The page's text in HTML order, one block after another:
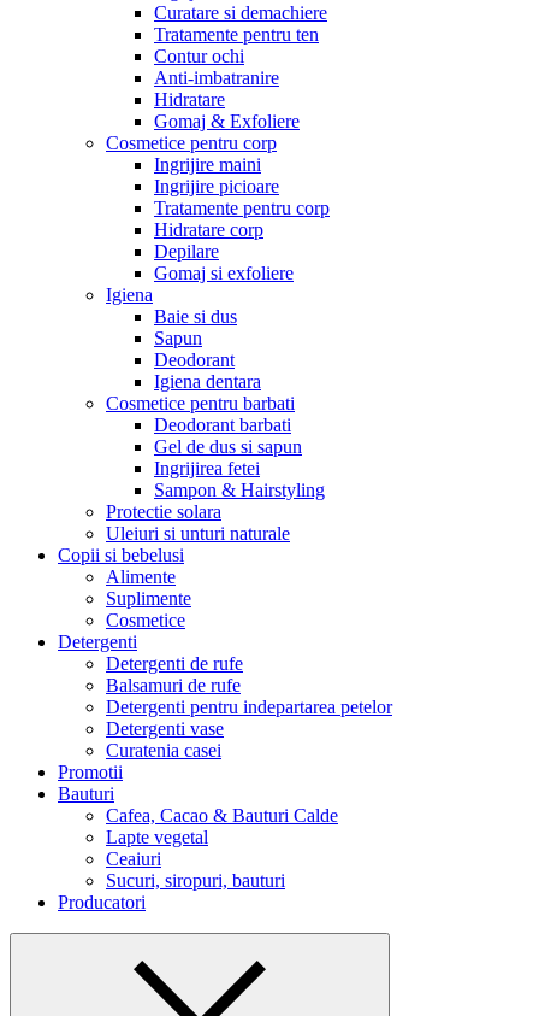
Curatare si demachiere
Tratamente pentru ten
Contur ochi
Anti-imbatranire
Hidratare
Gomaj & Exfoliere
Cosmetice pentru corp
Ingrijire maini
Ingrijire picioare
Tratamente pentru corp
Hidratare corp
Depilare
Gomaj si exfoliere
Igiena
Baie si dus
Sapun
Deodorant
Igiena dentara
Cosmetice pentru barbati
Deodorant barbati
Gel de dus si sapun
Ingrijirea fetei
Sampon & Hairstyling
Protectie solara
Uleiuri si unturi naturale
Copii si bebelusi
Alimente
Suplimente
Cosmetice
Detergenti
Detergenti de rufe
Balsamuri de rufe
Detergenti pentru indepartarea petelor
Detergenti vase
Curatenia casei
Promotii
Bauturi
Cafea, Cacao & Bauturi Calde
Lapte vegetal
Ceaiuri
Sucuri, siropuri, bauturi
Producatori